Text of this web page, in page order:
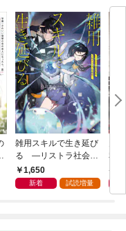
雑用スキルで生き延び
る —リストラ社会人
のソロダンジョン攻略
記—
1,650
新着 試読増量
私
し